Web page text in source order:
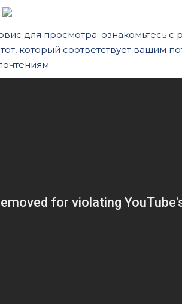
для просмотра: ознакомьтесь с
который соответствует вашим